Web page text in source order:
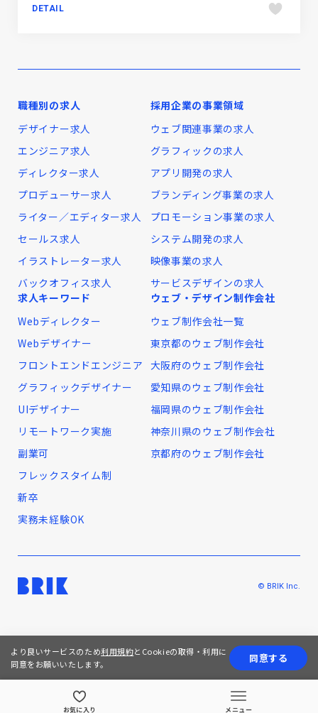
お気に入り メニュー
DETAIL
職種別の求人
デザイナー求人
エンジニア求人
ディレクター求人
プロデューサー求人
ライター／エディター求人
セールス求人
イラストレーター求人
バックオフィス求人
採用企業の事業領域
ウェブ関連事業の求人
グラフィックの求人
アプリ開発の求人
ブランディング事業の求人
プロモーション事業の求人
システム開発の求人
映像事業の求人
サービスデザインの求人
求人キーワード
Webディレクター
Webデザイナー
フロントエンドエンジニア
グラフィックデザイナー
UIデザイナー
リモートワーク実施
副業可
フレックスタイム制
新卒
実務未経験OK
ウェブ・デザイン制作会社
ウェブ制作会社一覧
東京都のウェブ制作会社
大阪府のウェブ制作会社
愛知県のウェブ制作会社
福岡県のウェブ制作会社
神奈川県のウェブ制作会社
京都府のウェブ制作会社
© BRIK Inc.
より良いサービスのため利用規約とCookieの取得・利用に
同意をお願いいたします。
同意する